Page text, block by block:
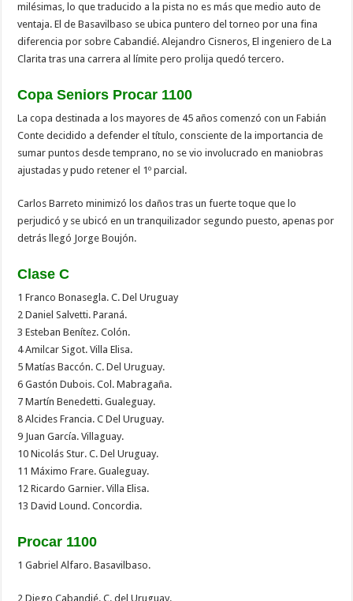
milésimas, lo que traducido a la pista no es más que medio auto de
ventaja. El de Basavilbaso se ubica puntero del torneo por una fina
diferencia por sobre Cabandié. Alejandro Cisneros, El ingeniero de La
Clarita tras una carrera al límite pero prolija quedó tercero.
Copa Seniors Procar 1100
La copa destinada a los mayores de 45 años comenzó con un Fabián
Conte decidido a defender el título, consciente de la importancia de
sumar puntos desde temprano, no se vio involucrado en maniobras
ajustadas y pudo retener el 1º parcial.
Carlos Barreto minimizó los daños tras un fuerte toque que lo
perjudicó y se ubicó en un tranquilizador segundo puesto, apenas por
detrás llegó Jorge Boujón.
Clase C
1 Franco Bonasegla. C. Del Uruguay
2 Daniel Salvetti. Paraná.
3 Esteban Benítez. Colón.
4 Amilcar Sigot. Villa Elisa.
5 Matías Baccón. C. Del Uruguay.
6 Gastón Dubois. Col. Mabragaña.
7 Martín Benedetti. Gualeguay.
8 Alcides Francia. C Del Uruguay.
9 Juan García. Villaguay.
10 Nicolás Stur. C. Del Uruguay.
11 Máximo Frare. Gualeguay.
12 Ricardo Garnier. Villa Elisa.
13 David Lound. Concordia.
Procar 1100
1 Gabriel Alfaro. Basavilbaso.
2 Diego Cabandié. C. del Uruguay.